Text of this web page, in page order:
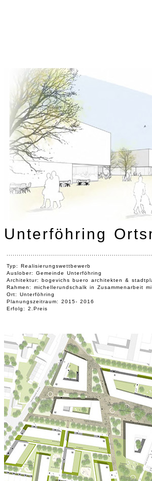
Unterföhring
Typ: Realisierungswettbewerb
Auslober: Gemeinde Unterföhring
Architektur: bogevichs buero architekten &
Rahmen: michellerundschalk in Zusammenarbeit
Ort: Unterföhring
Planungszeitraum: 2015- 2016
Erfolg: 2.Preis